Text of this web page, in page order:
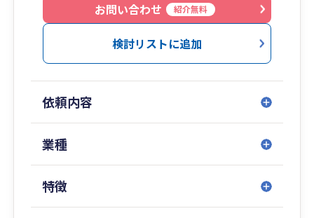
お問い合わせ
紹介無料
検討リストに追加
依頼内容
業種
特徴